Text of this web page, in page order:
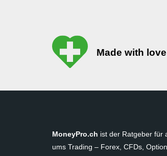
Made with love
MoneyPro.ch ist der Ratgeber für
ums Trading – Forex, CFDs,